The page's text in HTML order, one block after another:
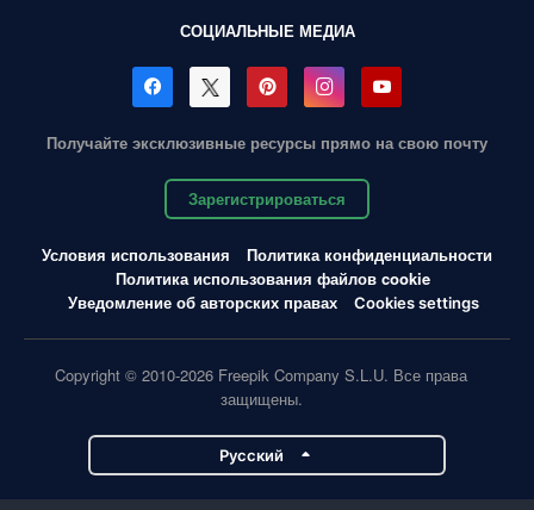
СОЦИАЛЬНЫЕ МЕДИА
Получайте эксклюзивные ресурсы прямо на свою почту
Зарегистрироваться
Условия использования
Политика конфиденциальности
Политика использования файлов cookie
Уведомление об авторских правах
Cookies settings
Copyright © 2010-2026 Freepik Company S.L.U. Все права
защищены.
Pусский